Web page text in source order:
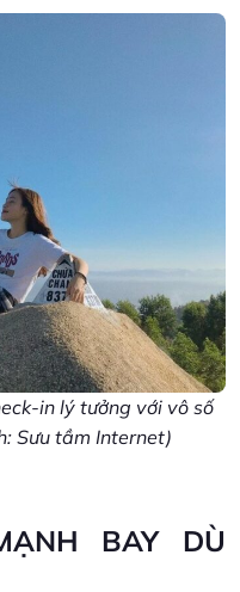
in lý tưởng với vô số
Sưu tầm Internet)
BAY DÙ